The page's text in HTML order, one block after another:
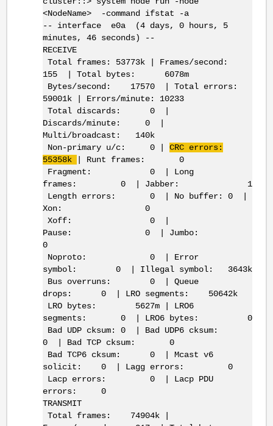
<NodeName> -command ifstat -a
-- interface e0a (4 days, 0 hours, 5
minutes, 46 seconds) --
RECEIVE
Total frames: 53773k | Frames/second:
155 | Total bytes: 6078m
Bytes/second: 17570 | Total errors:
59001k | Errors/minute: 10233
Total discards: 0 |
Discards/minute: 0 |
Multi/broadcast: 140k
Non-primary u/c: 0 | CRC errors:
55358k
| Runt frames: 0
Fragment: 0 | Long
frames: 0 | Jabber: 1
Length errors: 0 | No buffer: 0 |
Xon: 0
Xoff: 0 |
Pause: 0 | Jumbo:
0
Noproto: 0 | Error
symbol: 0 | Illegal symbol: 3643k
Bus overruns: 0 | Queue
drops: 0 | LRO segments: 50642k
LRO bytes: 5627m | LRO6
segments: 0 | LRO6 bytes: 0
Bad UDP cksum: 0 | Bad UDP6 cksum:
0 | Bad TCP cksum: 0
Bad TCP6 cksum: 0 | Mcast v6
solicit: 0 | Lagg errors: 0
Lacp errors: 0 | Lacp PDU
errors: 0
TRANSMIT
Total frames: 74904k |